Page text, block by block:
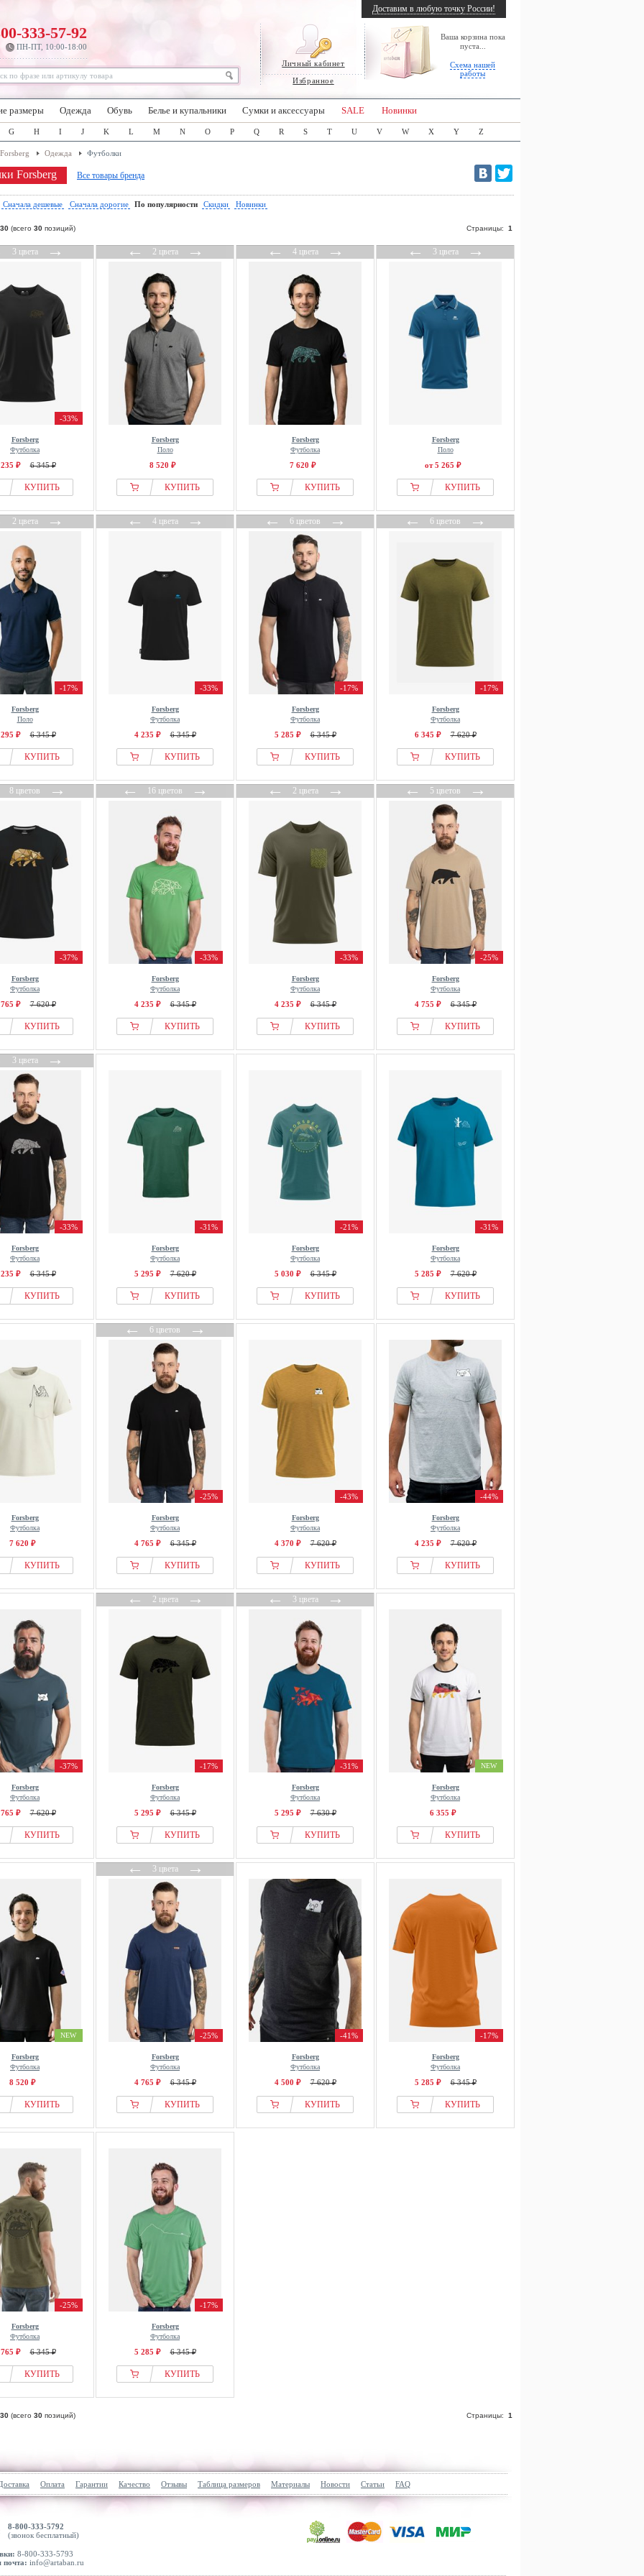
Личный кабинет
Избранное
Ваша корзина пока
пуста...
Схема нашей
работы
333-57-92
ПН-ПТ, 10:00-18:00
Доставим в любую точку России!
размеры Одежда Обувь Белье и купальники Сумки и аксессуары SALE Новинки
G H I J K L M N O P Q R S T U V W X Y Z
Forsberg Одежда Футболки
Forsberg Все товары бренда
Сначала дешевые Сначала дорогие По популярности Скидки Новинки
30 (всего 30 позиций) Страницы: 1
3 цвета→
-33%
Forsberg
Футболка
₽ 6 345 ₽
КУПИТЬ
←2 цвета→
Forsberg
Поло
8 520 ₽
КУПИТЬ
←4 цвета→
Forsberg
Футболка
7 620 ₽
КУПИТЬ
←3 цвета→
Forsberg
Поло
от 5 265 ₽
КУПИТЬ
2 цвета→
-17%
Forsberg
Поло
₽ 6 345 ₽
КУПИТЬ
←4 цвета→
-33%
Forsberg
Футболка
4 235 ₽ 6 345 ₽
КУПИТЬ
←6 цветов→
-17%
Forsberg
Футболка
5 285 ₽ 6 345 ₽
КУПИТЬ
←6 цветов→
-17%
Forsberg
Футболка
6 345 ₽ 7 620 ₽
КУПИТЬ
8 цветов→
-37%
Forsberg
Футболка
₽ 7 620 ₽
КУПИТЬ
←16 цветов→
-33%
Forsberg
Футболка
4 235 ₽ 6 345 ₽
КУПИТЬ
←2 цвета→
-33%
Forsberg
Футболка
4 235 ₽ 6 345 ₽
КУПИТЬ
←5 цветов→
-25%
Forsberg
Футболка
4 755 ₽ 6 345 ₽
КУПИТЬ
3 цвета→
-33%
Forsberg
Футболка
₽ 6 345 ₽
КУПИТЬ
-31%
Forsberg
Футболка
5 295 ₽ 7 620 ₽
КУПИТЬ
-21%
Forsberg
Футболка
5 030 ₽ 6 345 ₽
КУПИТЬ
-31%
Forsberg
Футболка
5 285 ₽ 7 620 ₽
КУПИТЬ
Forsberg
Футболка
7 620 ₽
КУПИТЬ
←6 цветов→
-25%
Forsberg
Футболка
4 765 ₽ 6 345 ₽
КУПИТЬ
-43%
Forsberg
Футболка
4 370 ₽ 7 620 ₽
КУПИТЬ
-44%
Forsberg
Футболка
4 235 ₽ 7 620 ₽
КУПИТЬ
-37%
Forsberg
Футболка
₽ 7 620 ₽
КУПИТЬ
←2 цвета→
-17%
Forsberg
Футболка
5 295 ₽ 6 345 ₽
КУПИТЬ
←3 цвета→
-31%
Forsberg
Футболка
5 295 ₽ 7 630 ₽
КУПИТЬ
NEW
Forsberg
Футболка
6 355 ₽
КУПИТЬ
NEW
Forsberg
Футболка
8 520 ₽
КУПИТЬ
←3 цвета→
-25%
Forsberg
Футболка
4 765 ₽ 6 345 ₽
КУПИТЬ
-41%
Forsberg
Футболка
4 500 ₽ 7 620 ₽
КУПИТЬ
-17%
Forsberg
Футболка
5 285 ₽ 6 345 ₽
КУПИТЬ
-25%
Forsberg
Футболка
₽ 6 345 ₽
КУПИТЬ
-17%
Forsberg
Футболка
5 285 ₽ 6 345 ₽
КУПИТЬ
30 (всего 30 позиций) Страницы: 1
Оплата Гарантии Качество Отзывы Таблица размеров Материалы Новости Статьи FAQ
8-800-333-5792
(звонок бесплатный)
8-800-333-5793
почта: info@artaban.ru